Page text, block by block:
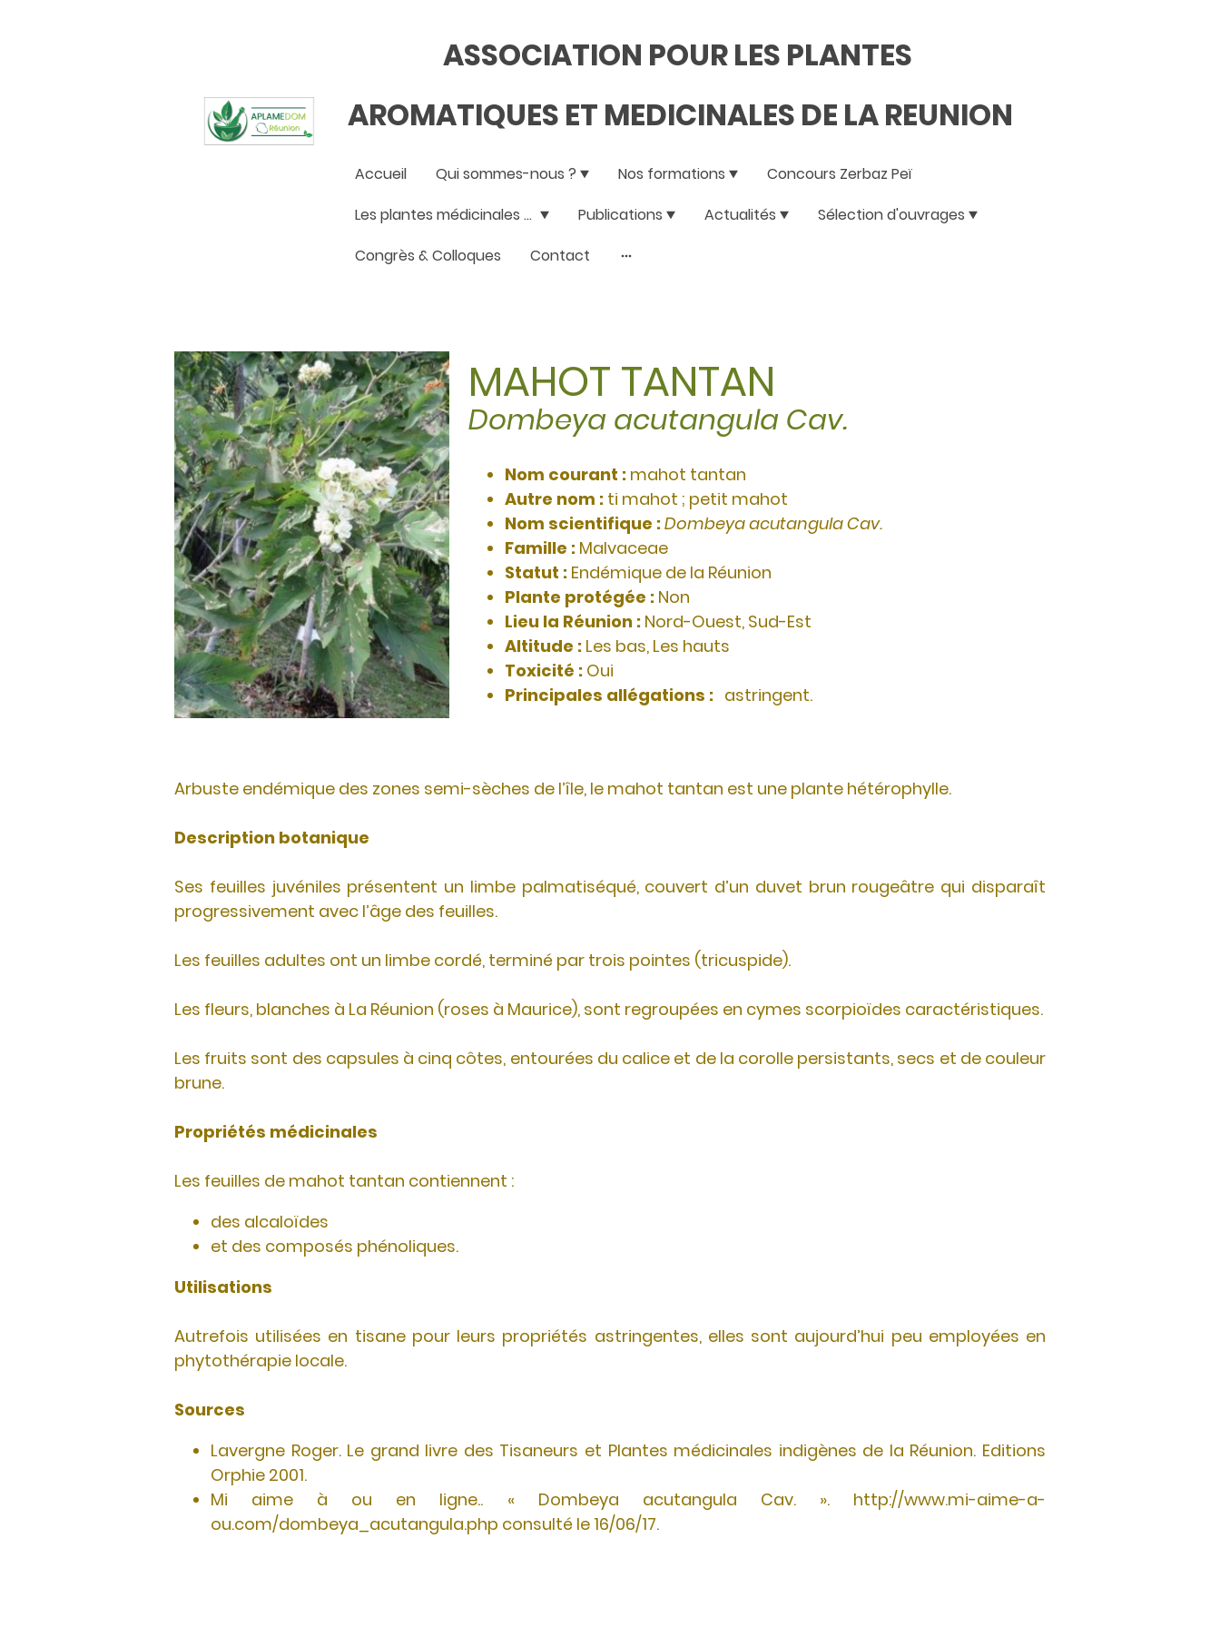
ASSOCIATION POUR LES PLANTES
AROMATIQUES ET MEDICINALES DE LA REUNION
Accueil Qui sommes-nous ? Nos formations
Concours Zerbaz Peï
Les plantes médicinales de la réunion
Publications Actualités
Sélection d'ouvrages
Congrès & Colloques
Contact
MAHOT TANTAN
Dombeya acutangula Cav.
Arbuste endémique des zones semi-sèches de l’île, le mahot tantan est une plante hétérophylle.
Description botanique
Ses feuilles juvéniles présentent un limbe palmatiséqué, couvert d’un duvet brun rougeâtre qui disparaît
progressivement avec l’âge des feuilles.
Les feuilles adultes ont un limbe cordé, terminé par trois pointes (tricuspide).
Les fleurs, blanches à La Réunion (roses à Maurice), sont regroupées en cymes scorpioïdes caractéristiques.
Les fruits sont des capsules à cinq côtes, entourées du calice et de la corolle persistants, secs et de couleur
brune.
Propriétés médicinales
Les feuilles de mahot tantan contiennent :
des alcaloïdes
et des composés phénoliques.
Utilisations
Autrefois utilisées en tisane pour leurs propriétés astringentes, elles sont aujourd’hui peu employées en
phytothérapie locale.
Sources
Lavergne Roger. Le grand livre des Tisaneurs et Plantes médicinales indigènes de la Réunion. Editions
Orphie 2001.
Mi aime à ou en ligne.. « Dombeya acutangula Cav. ». http://www.mi-aime-a-
ou.com/dombeya_acutangula.php consulté le 16/06/17.
Nom courant : mahot tantan
Autre nom : ti mahot ; petit mahot
Nom scientifique :Dombeya acutangula Cav.
Famille : Malvaceae
Statut : Endémique de la Réunion
Plante protégée : Non
Lieu la Réunion : Nord-Ouest, Sud-Est
Altitude : Les bas, Les hauts
Toxicité : Oui
Principales allégations : astringent.